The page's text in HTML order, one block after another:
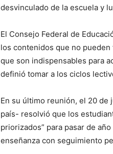
desvinculado de la escuela y
El Consejo Federal de
los contenidos que no
que son indispensables para
definió tomar a los ciclos
En su último reunión, el 20
país- resolvió que los
priorizados” para pasar de
enseñanza con seguimiento